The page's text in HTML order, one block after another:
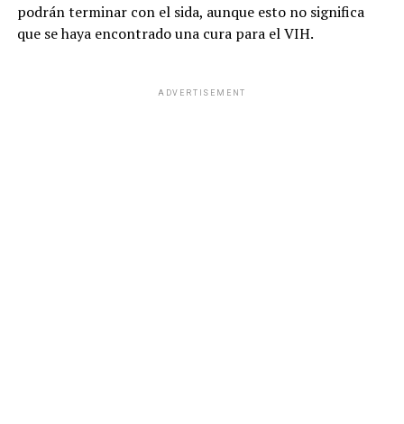
podrán terminar con el sida, aunque esto no significa
que se haya encontrado una cura para el VIH.
ADVERTISEMENT